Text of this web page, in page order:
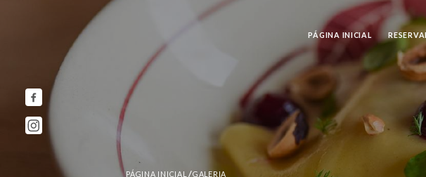
PÁGINA INICIAL
PÁGINA INICIAL/GALERIA